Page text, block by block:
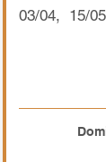
03/04, 15/